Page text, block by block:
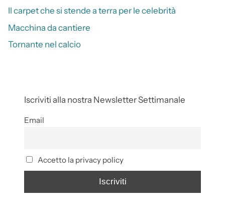
Il carpet che si stende a terra per le celebrità
Macchina da cantiere
Tornante nel calcio
Iscriviti alla nostra Newsletter Settimanale
Email
Accetto la privacy policy